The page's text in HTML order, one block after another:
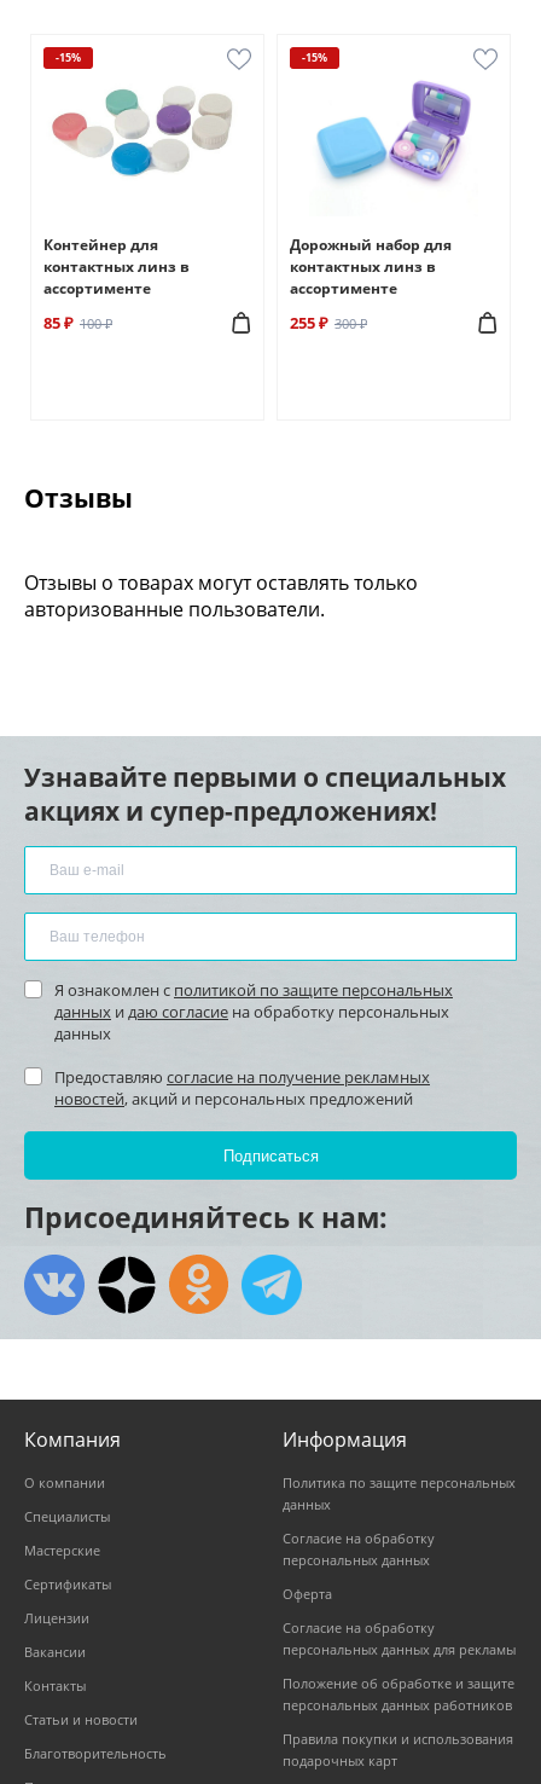
-15%
Контейнер для
контактных линз в
ассортименте
85 ₽ 100 ₽
-15%
Дорожный набор для
контактных линз в
ассортименте
255 ₽ 300 ₽
Отзывы
Отзывы о товарах могут оставлять только
авторизованные пользователи.
Узнавайте первыми о специальных
акциях и супер-предложениях!
Я ознакомлен с политикой по защите персональных
данных и даю согласие на обработку персональных
данных
Предоставляю согласие на получение рекламных
новостей, акций и персональных предложений
Присоединяйтесь к нам:
Компания
О компании
Специалисты
Мастерские
Сертификаты
Лицензии
Вакансии
Контакты
Статьи и новости
Благотворительность
Информация
Политика по защите персональных
данных
Согласие на обработку
персональных данных
Оферта
Согласие на обработку
персональных данных для рекламы
Положение об обработке и защите
персональных данных работников
Правила покупки и использования
подарочных карт